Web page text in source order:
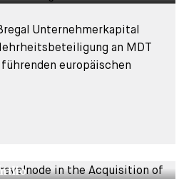
Unternehmerkapital
an MDT
europäischen